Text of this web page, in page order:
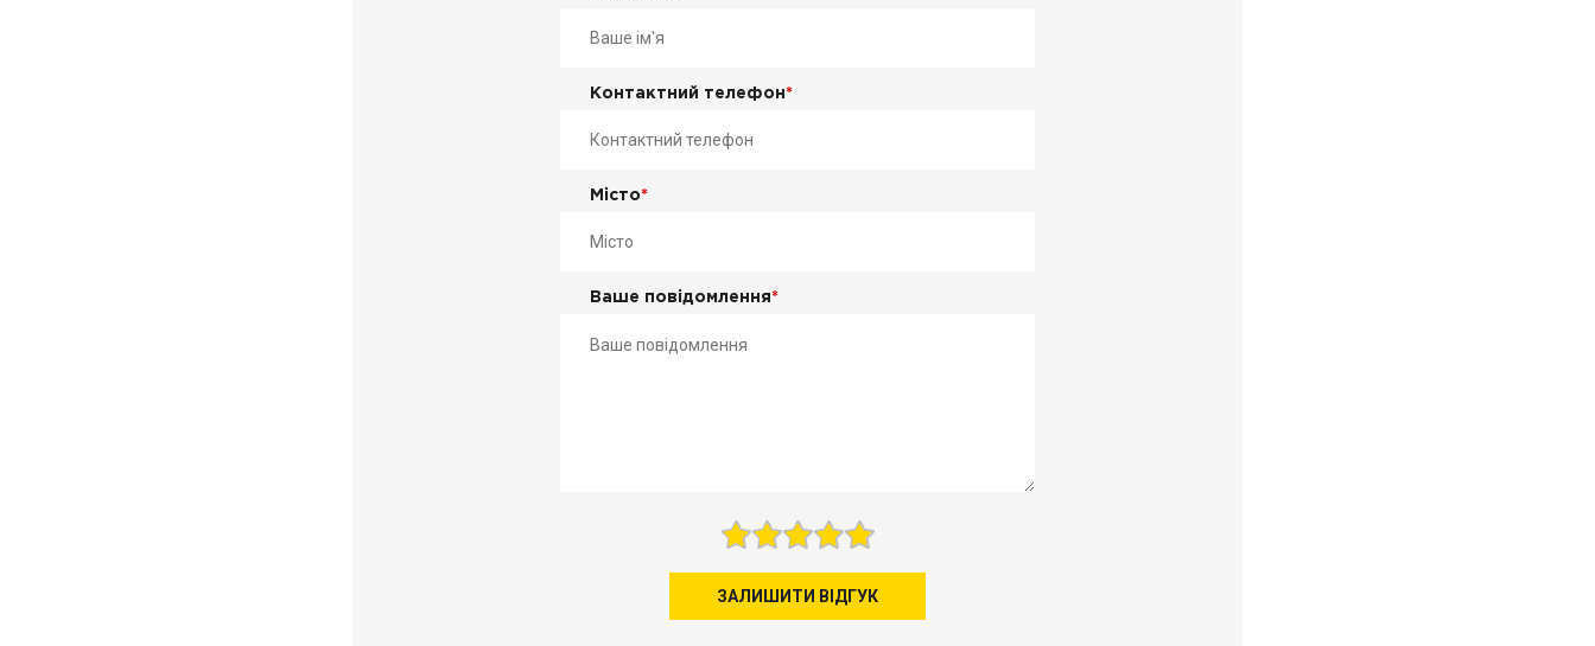
Контактний телефон*
Місто*
Ваше повідомлення*
ЗАЛИШИТИ ВІДГУК